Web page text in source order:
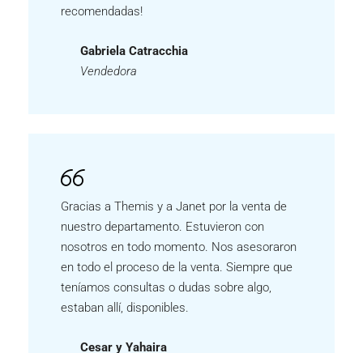
recomendadas!
Gabriela Catracchia
Vendedora
Gracias a Themis y a Janet por la venta de
nuestro departamento. Estuvieron con
nosotros en todo momento. Nos asesoraron
en todo el proceso de la venta. Siempre que
teníamos consultas o dudas sobre algo,
estaban allí, disponibles.
Cesar y Yahaira